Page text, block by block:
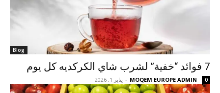
Blog
7 فوائد “خفية” لشرب شاي الكركديه كل يوم
MOQEM EUROPE ADMIN
- يناير 1, 2026 0